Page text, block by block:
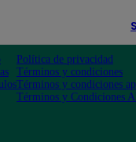
Política de privacidad
Términos y condiciones
Términos y condiciones
Términos y Condiciones